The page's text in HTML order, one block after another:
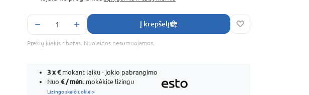
Į krepšelį
Prekių kiekis ribotas. Nuolaidos nesumuojamos.
3 x€mokant laiku - jokio pabrangimo
Nuo € / mėn. mokėkite lizingu
Lizingo skaičiuoklė >